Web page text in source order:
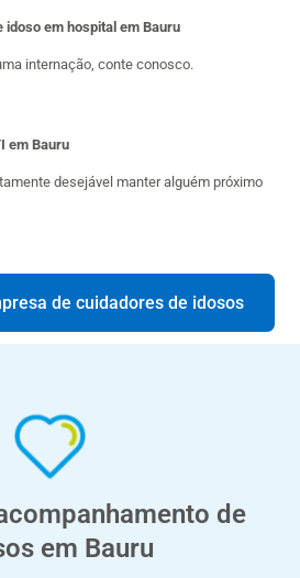
idoso em hospital em Bauru
internação, conte conosco.
em Bauru
desejável manter alguém próximo
de cuidadores de idosos
de
em Bauru